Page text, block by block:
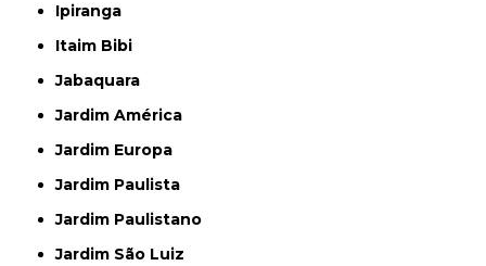
Ipiranga
Itaim Bibi
Jabaquara
Jardim América
Jardim Europa
Jardim Paulista
Jardim Paulistano
Jardim São Luiz